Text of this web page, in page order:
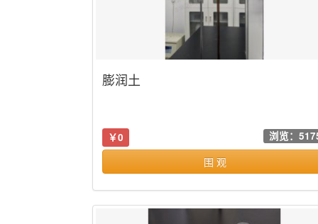
膨润土
￥0 浏览：
围 观